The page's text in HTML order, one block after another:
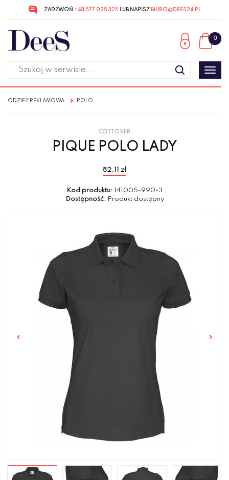
do menu
głównego
do
menu
w
ZADZWOŃ +48 577 025 325LUB NAPISZ BIURO@DEES24.PL
0
ODZIEŻ REKLAMOWA POLO
COTTOVER
PIQUE POLO LADY
82.11 zł
Kod produktu: 141005-990-3
Dostępność: Produkt dostępny